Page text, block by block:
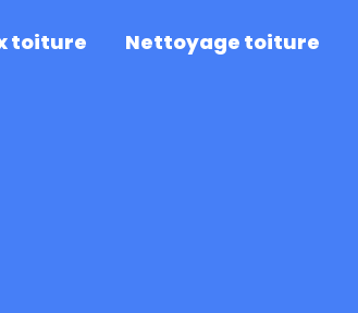
toiture Nettoyage toiture